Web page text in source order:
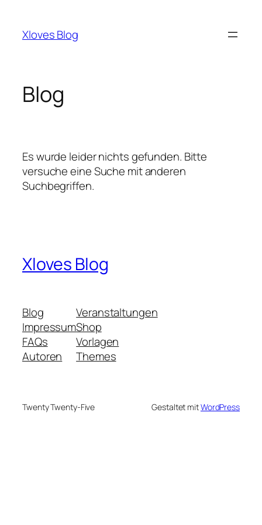
springen
Xloves Blog
Blog
Es wurde leider nichts gefunden. Bitte
versuche eine Suche mit anderen
Suchbegriffen.
Xloves Blog
Blog
Impressum
FAQs
Autoren
Veranstaltungen
Shop
Vorlagen
Themes
Twenty Twenty-Five Gestaltet mitWordPress